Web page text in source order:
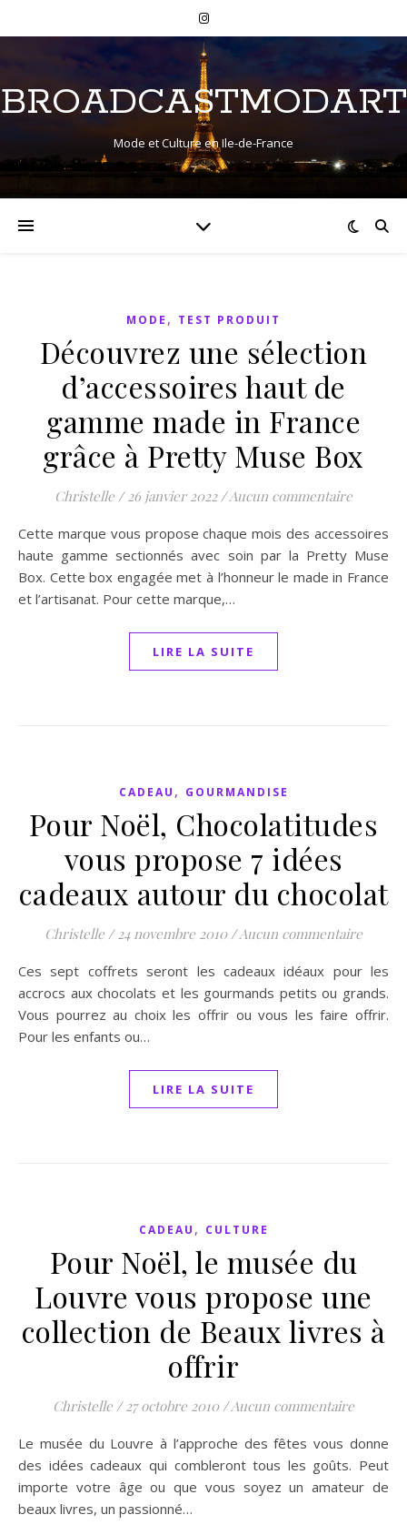
BROADCASTMODART
Mode et Culture en Ile-de-France
MODE , TEST PRODUIT
Découvrez une sélection
d’accessoires haut de
gamme made in France
grâce à Pretty Muse Box
Christelle / 26 janvier 2022 /Aucun commentaire
Cette marque vous propose chaque mois des accessoires
haute gamme sectionnés avec soin par la Pretty Muse
Box. Cette box engagée met à l’honneur le made in France
et l’artisanat. Pour cette marque,…
LIRE LA SUITE
CADEAU , GOURMANDISE
Pour Noël, Chocolatitudes
vous propose 7 idées
cadeaux autour du chocolat
Christelle / 24 novembre 2010 /Aucun commentaire
Ces sept coffrets seront les cadeaux idéaux pour les
accrocs aux chocolats et les gourmands petits ou grands.
Vous pourrez au choix les offrir ou vous les faire offrir.
Pour les enfants ou…
LIRE LA SUITE
CADEAU , CULTURE
Pour Noël, le musée du
Louvre vous propose une
collection de Beaux livres à
offrir
Christelle / 27 octobre 2010 /Aucun commentaire
Le musée du Louvre à l’approche des fêtes vous donne
des idées cadeaux qui combleront tous les goûts. Peut
importe votre âge ou que vous soyez un amateur de
beaux livres, un passionné…